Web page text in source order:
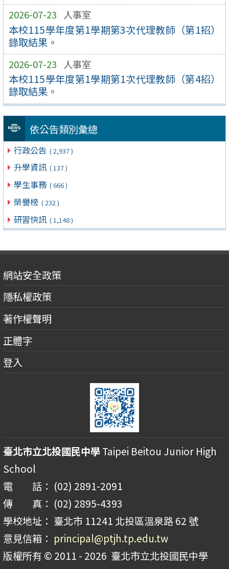
2026-07-23 人事室
本校115學年度第1學期第3次代理教師（第1招）
錄取結果。
2026-07-23 人事室
本校115學年度第1學期第1次代理教師（第4招）
錄取結果。
依公告類別彙總
行政公告 ( 2,937 )
升學資訊 ( 137 )
學生事務 ( 666 )
榮譽榜 ( 232 )
研習快訊 ( 1,148 )
網站安全政策
隱私權政策
著作權聲明
正體字
登入
臺北市立北投國民中學Taipei Beitou Junior High
School
電 話： (02) 2891-2091
傳 真： (02) 2895-4393
學校地址： 臺北市 11241 北投區溫泉路 62 號
意見信箱： principal@ptjh.tp.edu.tw
版權所有 © 2011 - 2026 臺北市立北投國民中學